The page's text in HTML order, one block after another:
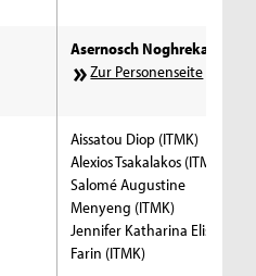
Asernosch Noghrekar
Zur Personenseite
Aissatou Diop (ITMK)
Alexios Tsakalakos (ITMK)
Salomé Augustine
Menyeng (ITMK)
Jennifer Katharina Elisabeth
Farin (ITMK)